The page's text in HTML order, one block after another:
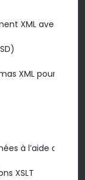
XML avec la
XML pour
à l’aide de
XSLT